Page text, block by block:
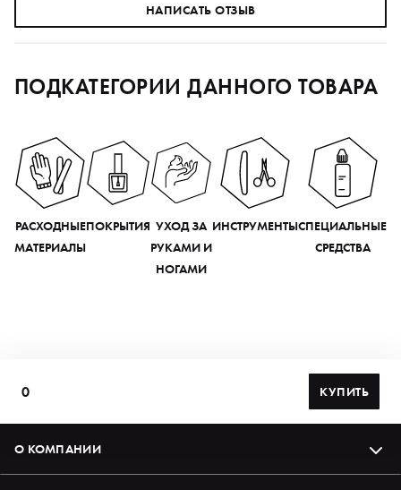
НАПИСАТЬ ОТЗЫВ
ПОДКАТЕГОРИИ ДАННОГО ТОВАРА
РАСХОДНЫЕ
МАТЕРИАЛЫ
ПОКРЫТИЯ УХОД ЗА
РУКАМИ И
НОГАМИ
ИНСТРУМЕНТЫСПЕЦИАЛЬНЫЕ
СРЕДСТВА
0 КУПИТЬ
О КОМПАНИИ